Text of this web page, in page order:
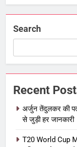
Search
Recent
अर्जुन तेंदुलकर की
से जुड़ी हर जानकारी
T20 World Cup